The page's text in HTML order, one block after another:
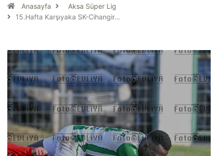
Anasayfa
Aksa Süper Lig
15.Hafta Karşıyaka SK-Cihangir…